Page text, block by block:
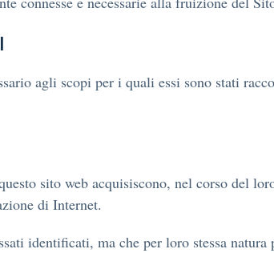
agli scopi per i quali essi sono stati
sito web acquisiscono, nel corso del
di Internet.
identificati, ma che per loro stessa